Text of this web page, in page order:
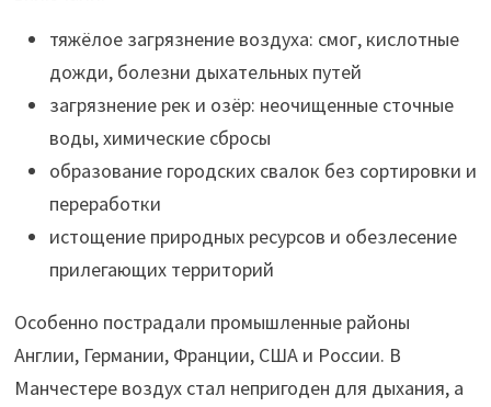
тяжёлое загрязнение воздуха: смог, кислотные
дожди, болезни дыхательных путей
загрязнение рек и озёр: неочищенные сточные
воды, химические сбросы
образование городских свалок без сортировки и
переработки
истощение природных ресурсов и обезлесение
прилегающих территорий
Особенно пострадали промышленные районы
Англии, Германии, Франции, США и России. В
Манчестере воздух стал непригоден для дыхания, а